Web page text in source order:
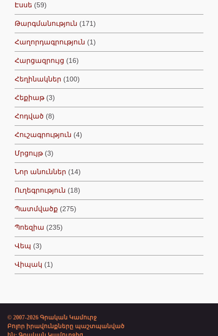
Էսսե (59)
Թարգմանություն (171)
Հաղորդագրություն (1)
Հարցազրույց (16)
Հեղինակներ (100)
Հեքիաթ(3)
Հոդված (8)
Հուշագրություն (4)
Մրցույթ(3)
Նոր անուններ (14)
Ուղեգրություն (18)
Պատմվածք (275)
Պոեզիա (235)
Վեպ (3)
Վիպակ (1)
© 2007-2026 Գրական Կամուրջ
Բոլոր իրավունքները պաշտպանված